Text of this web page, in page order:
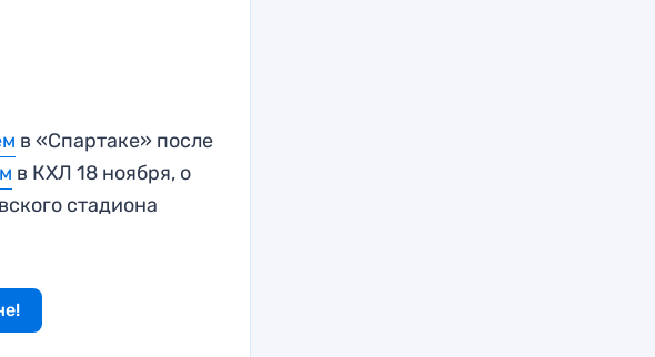
в «Спартаке» после
в КХЛ 18 ноября, о
стадиона